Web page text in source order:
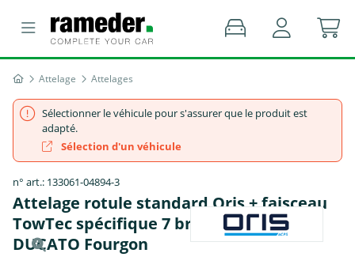
Attelage Attelages
Sélectionner le véhicule pour s'assurer que le produit est
adapté.
Sélection d'un véhicule
n° art.: 133061-04894-3
Attelage rotule standard Oris + faisceau
TowTec spécifique 7 broches - FIAT
DUCATO Fourgon